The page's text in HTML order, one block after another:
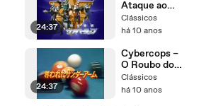
24:37
Ataque ao
Alojamento
dos
ep32
Clássicos
há 10 anos
24:37
Cybercops –
O Roubo do
Cyber
Thunder Arm
Clássicos
há 10 anos